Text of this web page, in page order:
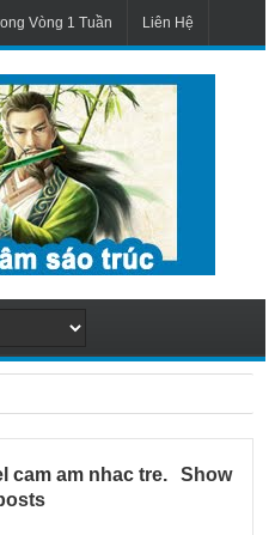
Vòng 1 Tuần Liên Hệ
cam am nhac tre.
Show